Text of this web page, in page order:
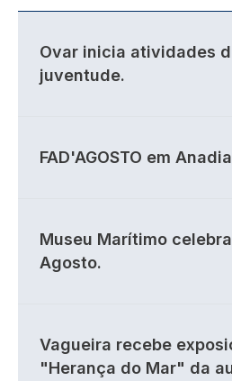
Ovar inicia atividades
juventude.
FAD'AGOSTO em
Museu Marítimo
Agosto.
Vagueira recebe
"Herança do Mar" da